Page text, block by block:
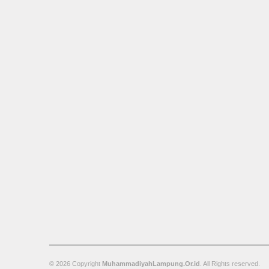
© 2026 Copyright MuhammadiyahLampung.Or.id . All Rights reserved.